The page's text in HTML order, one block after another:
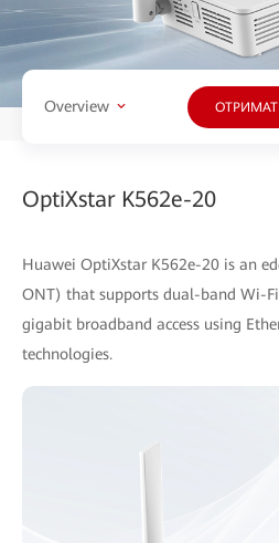
Overview
OptiXstar K562e-20
Huawei OptiXstar K562e-20 is an
ONT) that supports dual-band Wi-
gigabit broadband access using
technologies.